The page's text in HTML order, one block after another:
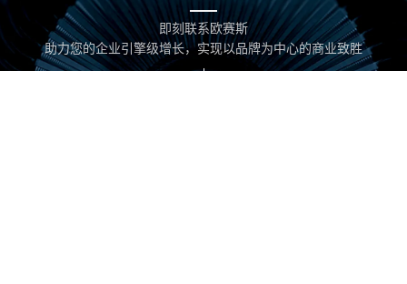
即刻联系欧赛斯
助力您的企业引擎级增长，实现以品牌为中心的商业致胜
版权所有 欧赛斯 ©2019 developed by Osens. All Rights Reserved ｜
备案号：沪ICP备11031048号-3｜网站地图｜ 技术支持：新视点网络